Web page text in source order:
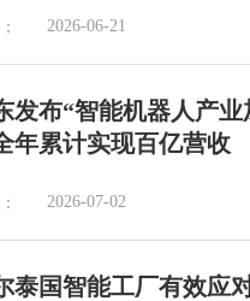
2026-06-21
发布“智能机器人产
年累计实现百亿营收
2026-07-02
泰国智能工厂有效应